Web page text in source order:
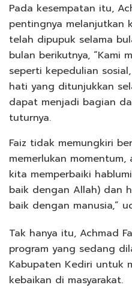
Pada kesempatan itu,
pentingnya melanjutkan
telah dipupuk selama
bulan berikutnya, “Kami
seperti kepedulian
hati yang ditunjukkan
dapat menjadi bagian
tuturnya.
Faiz tidak memungkiri
memerlukan
kita memperbaiki
baik dengan Allah) dan
baik dengan manusia,”
Tak hanya itu, Achmad
program yang sedang
Kabupaten Kediri untuk
kebaikan di masyarakat.